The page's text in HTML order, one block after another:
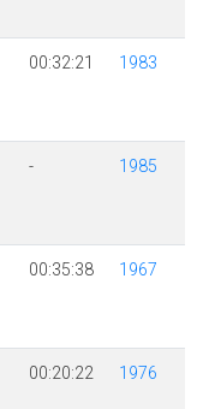
00:32:21 1983
- 1985
00:35:38 1967
00:20:22 1976